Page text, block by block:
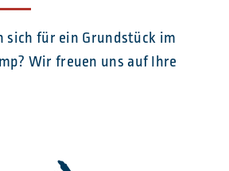
sich für ein Grundstück im
Wir freuen uns auf Ihre